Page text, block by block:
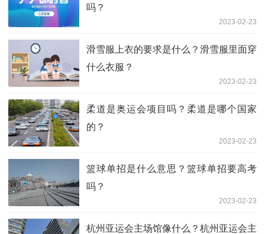
吗？
2023-02-23
滑雪服上衣的要求是什么？滑雪服里面穿
什么衣服？
2023-02-23
柔道是奥运会项目吗？柔道是哪个国家
的？
2023-02-23
篮球单招是什么意思？篮球单招要高考
吗？
2023-02-23
杭州亚运会主场馆像什么？杭州亚运会主